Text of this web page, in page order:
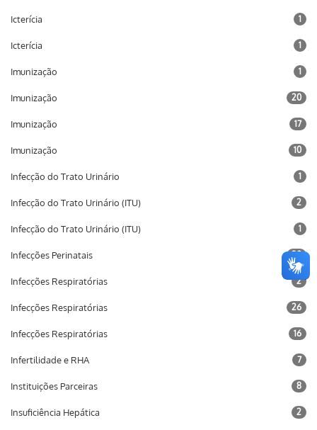
Icterícia 1
Icterícia 1
Imunização 1
Imunização 20
Imunização 17
Imunização 10
Infecção do Trato Urinário 1
Infecção do Trato Urinário (ITU) 2
Infecção do Trato Urinário (ITU) 1
Infecções Perinatais 20
Infecções Respiratórias 2
Infecções Respiratórias 26
Infecções Respiratórias 16
Infertilidade e RHA 7
Instituições Parceiras 8
Insuficiência Hepática 2